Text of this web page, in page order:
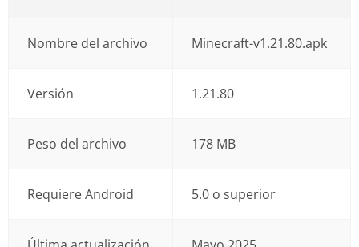
Nombre del archivo Minecraft-v1.21.80.apk
Versión 1.21.80
Peso del archivo 178 MB
Requiere Android 5.0 o superior